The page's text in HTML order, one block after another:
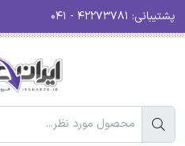
پشتیبانی: